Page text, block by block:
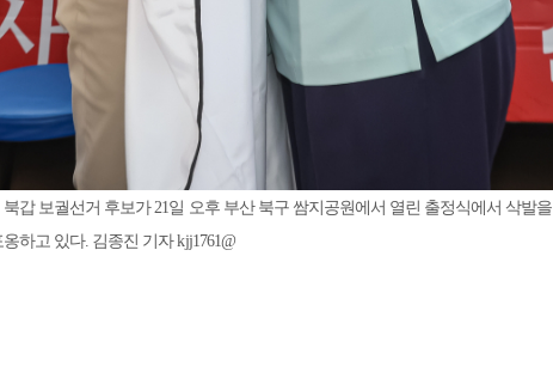
갑 보궐선거 후보가 21일 오후 부산 북구 쌈지공원에서 열린 출정식에서 삭발을
하고 있다. 김종진 기자 kjj1761@